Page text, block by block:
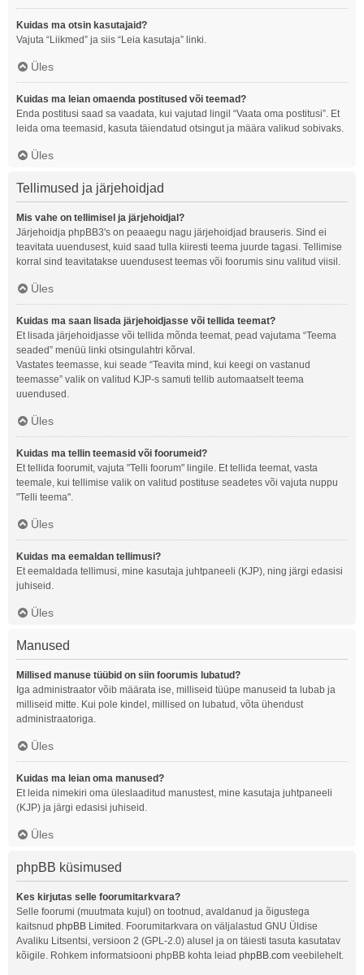
Kuidas ma otsin kasutajaid?
Vajuta “Liikmed” ja siis “Leia kasutaja” linki.
Üles
Kuidas ma leian omaenda postitused või teemad?
Enda postitusi saad sa vaadata, kui vajutad lingil “Vaata oma postitusi”. Et
leida oma teemasid, kasuta täiendatud otsingut ja määra valikud sobivaks.
Üles
Tellimused ja järjehoidjad
Mis vahe on tellimisel ja järjehoidjal?
Järjehoidja phpBB3's on peaaegu nagu järjehoidjad brauseris. Sind ei
teavitata uuendusest, kuid saad tulla kiiresti teema juurde tagasi. Tellimise
korral sind teavitatakse uuendusest teemas või foorumis sinu valitud viisil.
Üles
Kuidas ma saan lisada järjehoidjasse või tellida teemat?
Et lisada järjehoidjasse või tellida mõnda teemat, pead vajutama “Teema
seaded” menüü linki otsingulahtri kõrval.
Vastates teemasse, kui seade “Teavita mind, kui keegi on vastanud
teemasse” valik on valitud KJP-s samuti tellib automaatselt teema
uuendused.
Üles
Kuidas ma tellin teemasid või foorumeid?
Et tellida foorumit, vajuta "Telli foorum" lingile. Et tellida teemat, vasta
teemale, kui tellimise valik on valitud postituse seadetes või vajuta nuppu
"Telli teema".
Üles
Kuidas ma eemaldan tellimusi?
Et eemaldada tellimusi, mine kasutaja juhtpaneeli (KJP), ning järgi edasisi
juhiseid.
Üles
Manused
Millised manuse tüübid on siin foorumis lubatud?
Iga administraator võib määrata ise, milliseid tüüpe manuseid ta lubab ja
milliseid mitte. Kui pole kindel, millised on lubatud, võta ühendust
administraatoriga.
Üles
Kuidas ma leian oma manused?
Et leida nimekiri oma üleslaaditud manustest, mine kasutaja juhtpaneeli
(KJP) ja järgi edasisi juhiseid.
Üles
phpBB küsimused
Kes kirjutas selle foorumitarkvara?
Selle foorumi (muutmata kujul) on tootnud, avaldanud ja õigustega
kaitsnud phpBB Limited . Foorumitarkvara on väljalastud GNU Üldise
Avaliku Litsentsi, versioon 2 (GPL-2.0) alusel ja on täiesti tasuta kasutatav
kõigile. Rohkem informatsiooni phpBB kohta leiad phpBB.com veebilehelt.